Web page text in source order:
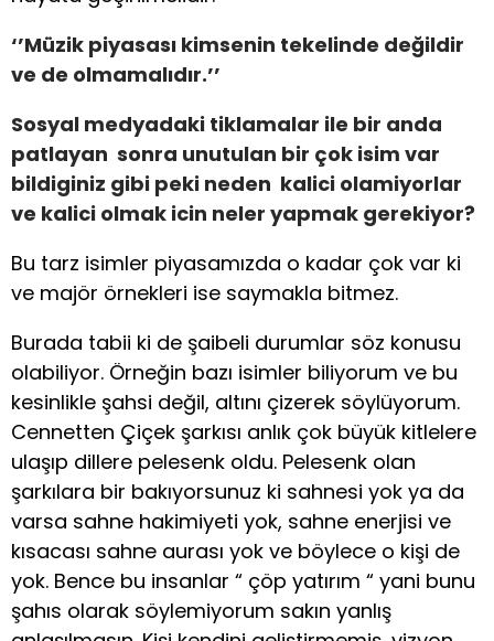
‘’Müzik piyasası kimsenin tekelinde değildir
ve de olmamalıdır.’’
Sosyal medyadaki tiklamalar ile bir anda
patlayan sonra unutulan bir çok isim var
bildiginiz gibi peki neden kalici olamiyorlar
ve kalici olmak icin neler yapmak gerekiyor?
Bu tarz isimler piyasamızda o kadar çok var ki
ve majör örnekleri ise saymakla bitmez.
Burada tabii ki de şaibeli durumlar söz konusu
olabiliyor. Örneğin bazı isimler biliyorum ve bu
kesinlikle şahsi değil, altını çizerek söylüyorum.
Cennetten Çiçek şarkısı anlık çok büyük kitlelere
ulaşıp dillere pelesenk oldu. Pelesenk olan
şarkılara bir bakıyorsunuz ki sahnesi yok ya da
varsa sahne hakimiyeti yok, sahne enerjisi ve
kısacası sahne aurası yok ve böylece o kişi de
yok. Bence bu insanlar “ çöp yatırım “ yani bunu
şahıs olarak söylemiyorum sakın yanlış